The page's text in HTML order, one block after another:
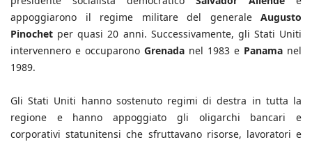
appoggiarono il regime militare del generale Augusto
Pinochet per quasi 20 anni. Successivamente, gli Stati Uniti
intervennero e occuparono Grenada nel 1983 e Panama nel
1989.
Gli Stati Uniti hanno sostenuto regimi di destra in tutta la
regione e hanno appoggiato gli oligarchi bancari e
corporativi statunitensi che sfruttavano risorse, lavoratori e